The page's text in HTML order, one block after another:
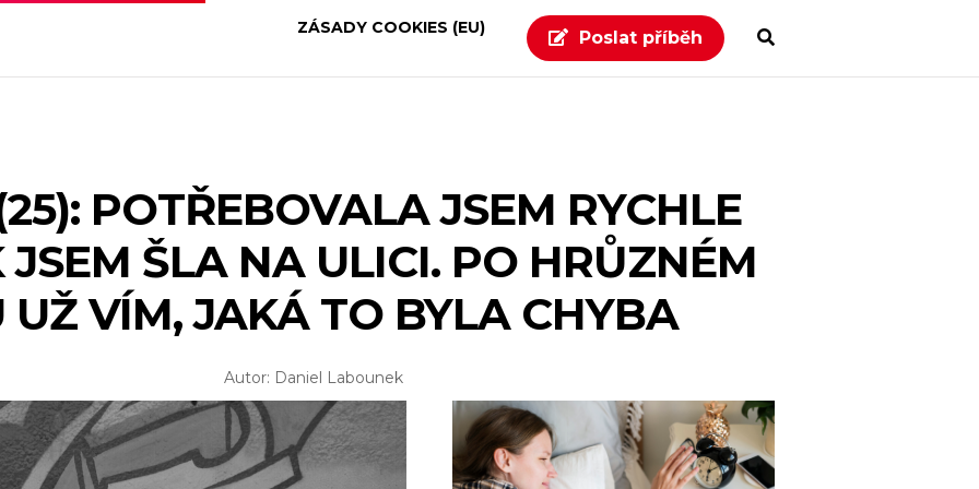
Poslat příběh
ZÁSADY COOKIES (EU)
POTŘEBOVALA JSEM RYCHLE
JSEM ŠLA NA ULICI. PO HRŮZNÉM
UŽ VÍM, JAKÁ TO BYLA CHYBA
Autor: Daniel Labounek